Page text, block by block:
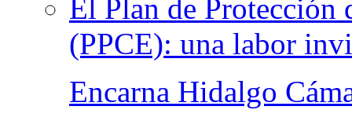
El Plan de Protección
(PPCE): una labor
Encarna Hidalgo